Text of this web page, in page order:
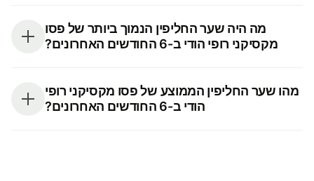
מה היה שער החליפין הנמוך ביותר של פסו
מקסיקני רופי הודי ב-6 החודשים האחרונים?
מהו שער החליפין הממוצע של פסו מקסיקני רופי
הודי ב-6 החודשים האחרונים?